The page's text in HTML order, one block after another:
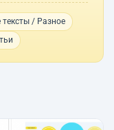
тексты / Разное